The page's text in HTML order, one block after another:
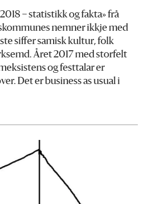
– statistikk og fakta» frå
nemner ikkje med
siffer samisk kultur, folk
Året 2017 med storfelt
og festtalar er
Det er business as usual i